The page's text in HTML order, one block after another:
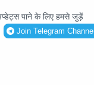
पाने के लिए हमसे जुड़ें
Join Telegram Channel